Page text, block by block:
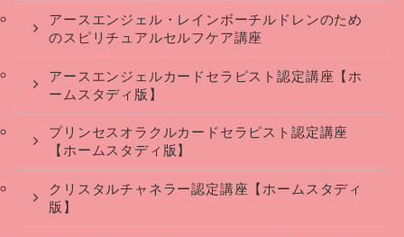
アースエンジェル・レインボーチルドレンのため
のスピリチュアルセルフケア講座
アースエンジェルカードセラピスト認定講座【ホ
ームスタディ版】
プリンセスオラクルカードセラピスト認定講座
【ホームスタディ版】
クリスタルチャネラー認定講座【ホームスタディ
版】